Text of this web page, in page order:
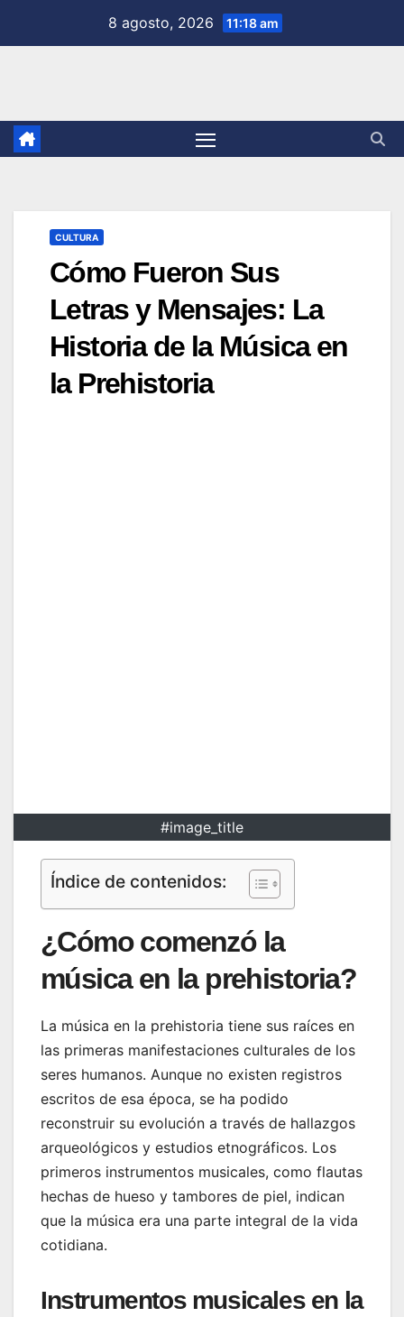
8 agosto, 2026 11:18 am
CULTURA
Cómo Fueron Sus
Letras y Mensajes: La
Historia de la Música en
la Prehistoria
#image_title
Índice de contenidos:
¿Cómo comenzó la
música en la prehistoria?
La música en la prehistoria tiene sus raíces en
las primeras manifestaciones culturales de los
seres humanos. Aunque no existen registros
escritos de esa época, se ha podido
reconstruir su evolución a través de hallazgos
arqueológicos y estudios etnográficos. Los
primeros instrumentos musicales, como flautas
hechas de hueso y tambores de piel, indican
que la música era una parte integral de la vida
cotidiana.
Instrumentos musicales en la